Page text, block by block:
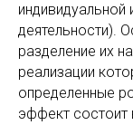
индивидуальной
деятельности).
разделение их
реализации
определенные
эффект состоит